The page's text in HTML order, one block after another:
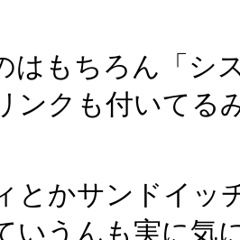
はもちろん「シ
ンクも付いてる
とかサンドイッ
いうんも実に気